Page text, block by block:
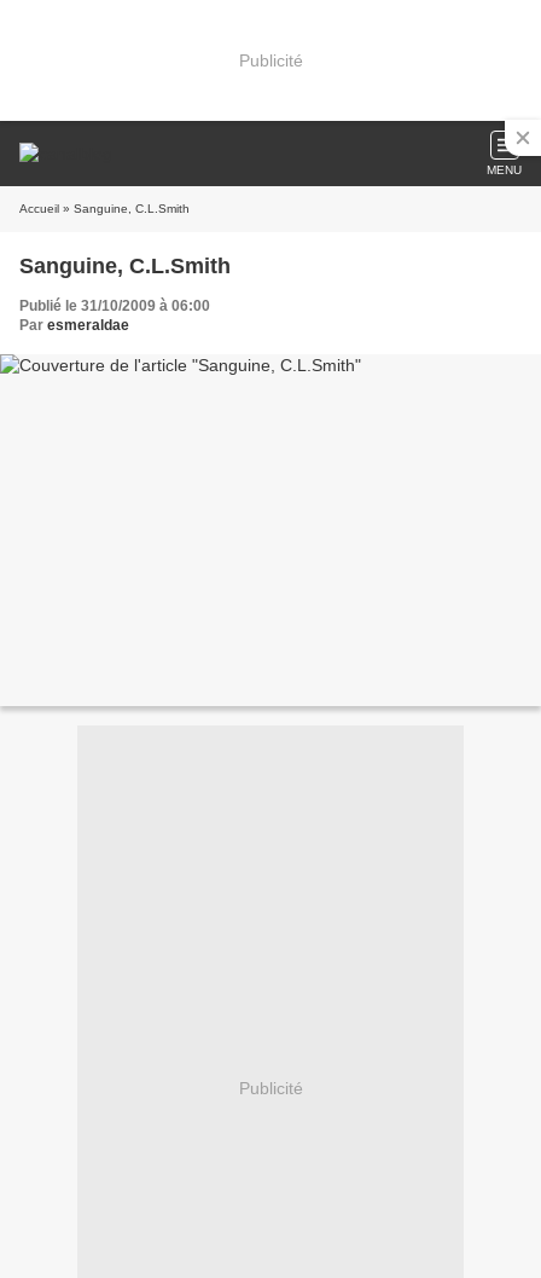
Publicité
MENU
Accueil » Sanguine, C.L.Smith
Sanguine, C.L.Smith
Publié le 31/10/2009 à 06:00
Par esmeraldae
Publicité